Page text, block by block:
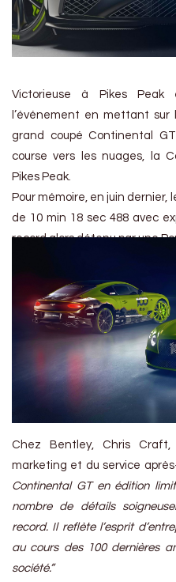
Victorieuse à Pikes
l’événement en mettant
grand coupé Continental
course vers les nuages, la
Pikes Peak.
Pour mémoire, en juin dernier,
de 10 min 18 sec 488 avec
record alors détenu par une
Chez Bentley, Chris Craft,
marketing et du service
Continental GT en édition
nombre de détails
record. Il reflète l’esprit
au cours des 100 dernières
société.”